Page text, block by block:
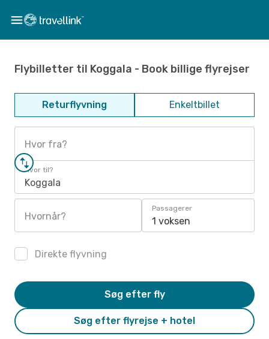
Flybilletter til Koggala - Book billige flyrejser
Returflyvning Enkeltbillet
Hvor fra?
Hvor til?
Koggala
Hvornår?
Passagerer
1 voksen
Direkte flyvning
Søg efter flyrejse + hotel
Søg efter fly